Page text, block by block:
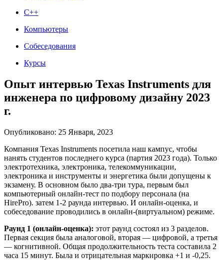
C++
Компьютеры
Собеседования
Курсы
Опыт интервью Texas Instruments для
инженера по цифровому дизайну 2023
г.
Опубликовано: 25 Января, 2023
Компания Texas Instruments посетила наш кампус, чтобы
нанять студентов последнего курса (партия 2023 года). Только
электротехника, электроника, телекоммуникации,
электроника и инструменты и энергетика были допущены к
экзамену. В основном было два-три тура, первым был
компьютерный онлайн-тест по подбору персонала (на
HirePro). затем 1-2 раунда интервью. И онлайн-оценка, и
собеседование проводились в онлайн-(виртуальном) режиме.
Раунд 1 (онлайн-оценка): этот раунд состоял из 3 разделов.
Первая секция была аналоговой, вторая — цифровой, а третья
— когнитивной. Общая продолжительность теста составила 2
часа 15 минут. Была и отрицательная маркировка +1 и -0,25.